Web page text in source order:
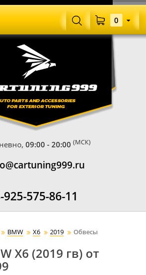
09:00 - 20:00 (МСК)
925-575-86-11
0
BMW X6 2019 Обвесы
X6 (2019 гв) от